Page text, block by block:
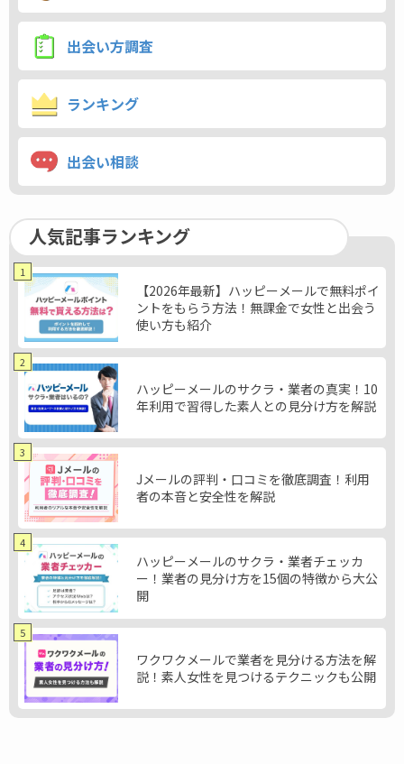
出会い方調査
ランキング
出会い相談
人気記事ランキング
【2026年最新】ハッピーメールで無料ポイ
ントをもらう方法！無課金で女性と出会う
使い方も紹介
1
ハッピーメールのサクラ・業者の真実！10
年利用で習得した素人との見分け方を解説
2
Jメールの評判・口コミを徹底調査！利用
者の本音と安全性を解説
3
ハッピーメールのサクラ・業者チェッカ
ー！業者の見分け方を15個の特徴から大公
開
4
ワクワクメールで業者を見分ける方法を解
説！素人女性を見つけるテクニックも公開
5